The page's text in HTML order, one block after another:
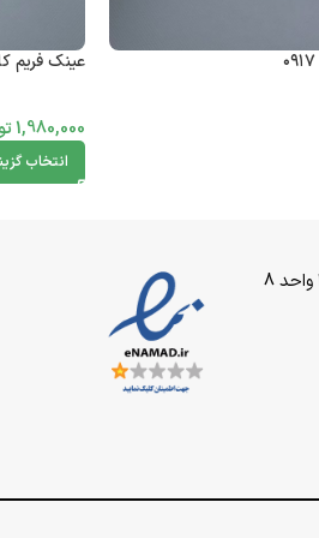
عینک فریم
1,980,000
انتخاب